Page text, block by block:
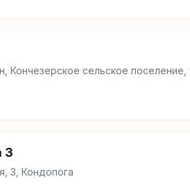
Кончезерское сельское
3
3, Кондопога